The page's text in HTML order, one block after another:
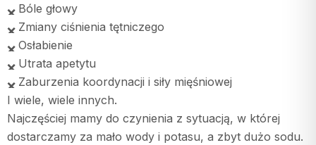
Bóle głowy
Zmiany ciśnienia tętniczego
Osłabienie
Utrata apetytu
Zaburzenia koordynacji i siły mięśniowej
I wiele, wiele innych.
Najczęściej mamy do czynienia z sytuacją, w której
dostarczamy za mało wody i potasu, a zbyt dużo sodu.